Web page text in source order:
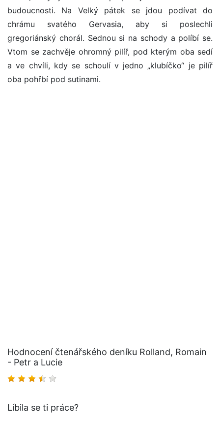
budoucnosti. Na Velký pátek se jdou podívat do
chrámu svatého Gervasia, aby si poslechli
gregoriánský chorál. Sednou si na schody a políbí se.
Vtom se zachvěje ohromný pilíř, pod kterým oba sedí
a ve chvíli, kdy se schoulí v jedno „klubíčko“ je pilíř
oba pohřbí pod sutinami.
Hodnocení čtenářského deníku Rolland, Romain
- Petr a Lucie
Líbila se ti práce?